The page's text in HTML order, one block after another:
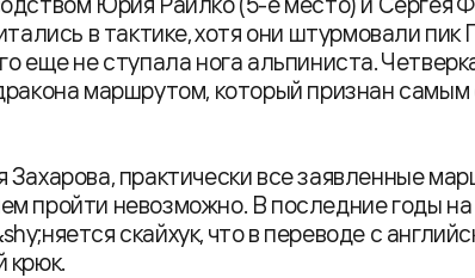
в тактике, хотя они штурмовали пик
еще не ступала нога альпиниста.
маршрутом, который признан
практически все заявленные
пройти невозможно. В последние годы на
скайхук, что в переводе с
крюк.